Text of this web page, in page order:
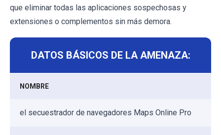
que eliminar todas las aplicaciones sospechosas y
extensiones o complementos sin más demora.
DATOS BÁSICOS DE LA AMENAZA:
NOMBRE
el secuestrador de navegadores Maps Online Pro